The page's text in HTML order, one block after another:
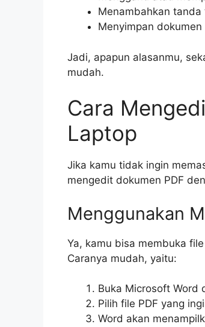
Menambahkan
Menyimpan
Jadi, apapun alasanmu,
mudah.
Cara
Laptop
Jika kamu tidak ingin
mengedit dokumen PDF
Menggunakan
Ya, kamu bisa membuka
Caranya mudah, yaitu:
Buka Microsoft Word
Pilih file PDF yang
Word akan